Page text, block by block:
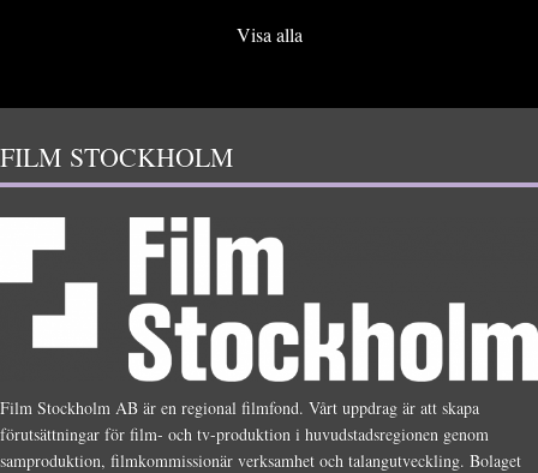
Visa alla
FILM STOCKHOLM
Film Stockholm AB är en regional filmfond. Vårt uppdrag är att skapa
förutsättningar för film- och tv-produktion i huvudstadsregionen genom
samproduktion, filmkommissionär verksamhet och talangutveckling. Bolaget